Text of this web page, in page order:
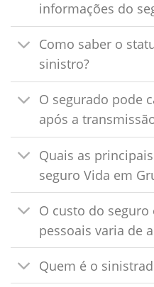
informações do
Como saber o
sinistro?
O segurado pode
após a
Quais as
seguro Vida em
O custo do seguro
pessoais varia de
Quem é o